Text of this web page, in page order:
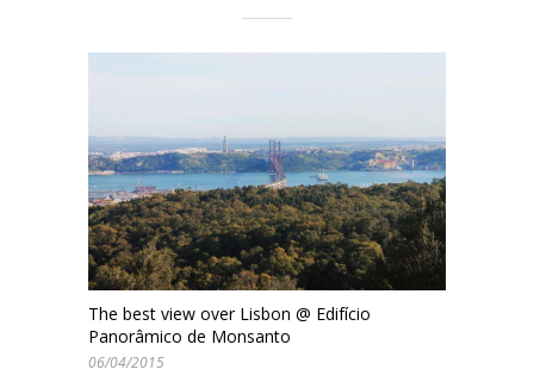
The best view over Lisbon @ Edifício
Panorâmico de Monsanto
06/04/2015